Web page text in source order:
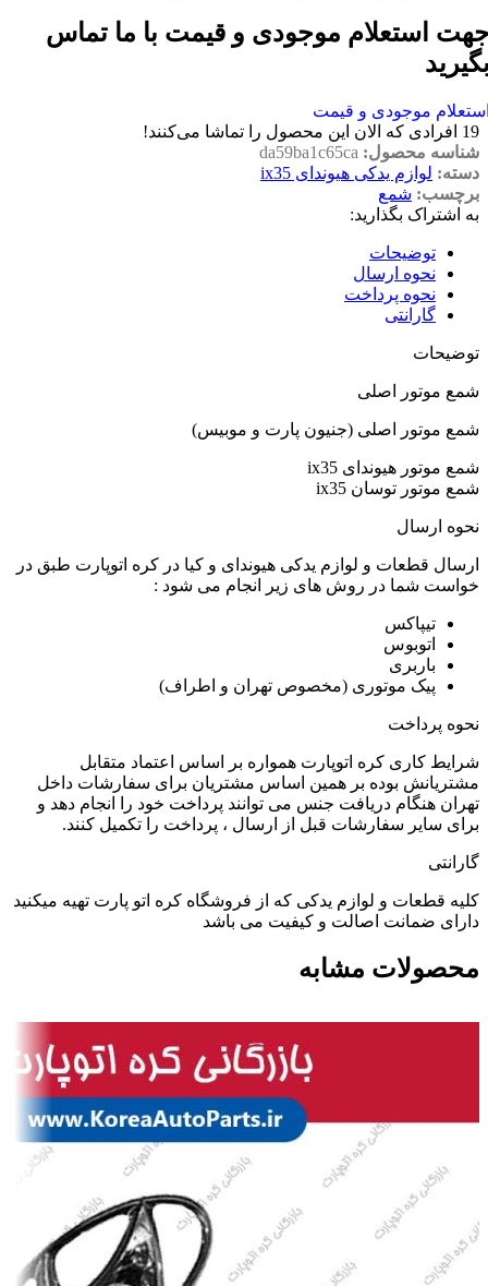
استعلام موجودی و قیمت با ما تماس
موجودی و قیمت
19 افرادی که الان این محصول را تماشا می‌کنند!
شناسه محصول: da59ba1c65ca
دسته: لوازم یدکی هیوندای ix35
برچسب: شمع
به اشتراک بگذارید:
توضیحات
نحوه ارسال
نحوه پرداخت
گارانتی
توضیحات
شمع موتور اصلی
شمع موتور اصلی (جنیون پارت و موبیس)
شمع موتور هیوندای ix35
شمع موتور توسان ix35
نحوه ارسال
ارسال قطعات و لوازم یدکی هیوندای و کیا در کره اتوپارت طبق در
خواست شما در روش های زیر انجام می شود :
تیپاکس
اتوبوس
باربری
پیک موتوری (مخصوص تهران و اطراف)
نحوه پرداخت
شرایط کاری کره اتوپارت همواره بر اساس اعتماد متقابل
مشتریانش بوده بر همین اساس مشتریان برای سفارشات داخل
تهران هنگام دریافت جنس می توانند پرداخت خود را انجام دهد و
برای سایر سفارشات قبل از ارسال ، پرداخت را تکمیل کنند.
گارانتی
کلیه قطعات و لوازم یدکی که از فروشگاه کره اتو پارت تهیه میکنید
دارای ضمانت اصالت و کیفیت می باشد
محصولات مشابه